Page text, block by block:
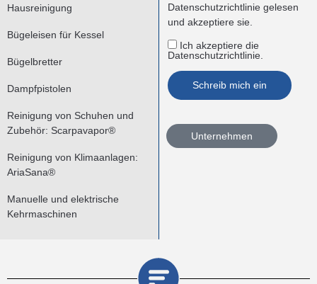
Hausreinigung
Bügeleisen für Kessel
Bügelbretter
Dampfpistolen
Reinigung von Schuhen und
Zubehör: Scarpavapor®
Reinigung von Klimaanlagen:
AriaSana®
Manuelle und elektrische
Kehrmaschinen
Datenschutzrichtlinie gelesen
und akzeptiere sie.
Ich akzeptiere die
Datenschutzrichtlinie.
Unternehmen